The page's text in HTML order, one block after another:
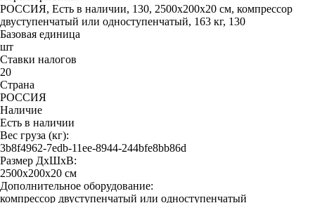
РОССИЯ, Есть в наличии, 130, 2500х200х20 см, компрессор
двуступенчатый или одноступенчатый, 163 кг, 130
Базовая единица
шт
Ставки налогов
20
Страна
РОССИЯ
Наличие
Есть в наличии
Вес груза (кг):
3b8f4962-7edb-11ee-8944-244bfe8bb86d
Размер ДхШхВ:
2500х200х20 см
Дополнительное оборудование:
компрессор двуступенчатый или одноступенчатый